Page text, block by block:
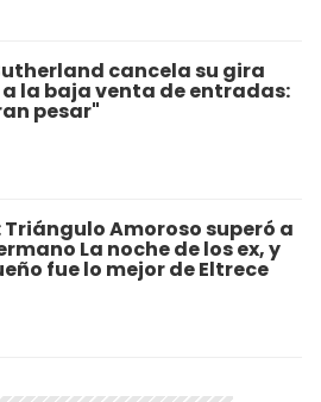
cancela su gira
la baja venta de entradas:
pesar"
Amoroso superó a
La noche de los ex, y
fue lo mejor de Eltrece